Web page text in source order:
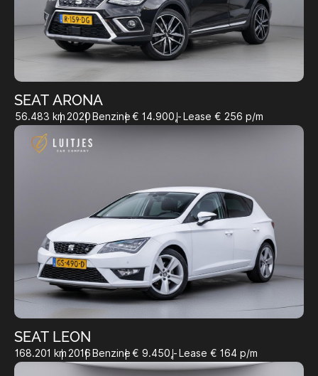
SEAT ARONA
56.483 km 2020 Benzine€ 14.900,- Lease € 256 p/m
SEAT LEON
168.201 km 2016 Benzine€ 9.450,- Lease € 164 p/m